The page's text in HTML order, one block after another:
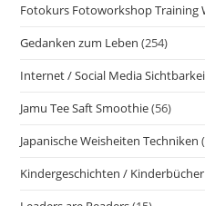
Fotokurs Fotoworkshop Training
Gedanken zum Leben (254)
Internet / Social Media
Jamu Tee Saft Smoothie(56)
Japanische Weisheiten Techniken
Kindergeschichten / Kinderbücher